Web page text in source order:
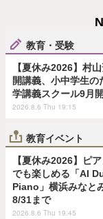
教育・受験
【夏休み2026】村
開講義、小中学生の
学講義スクール9月
2026.8.6 Thu 19:15
教育イベント
【夏休み2026】ピ
でも楽しめる「AI
Piano」横浜みなと
8/31まで
2026.8.6 Thu 19:45